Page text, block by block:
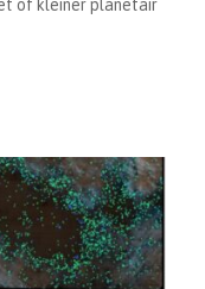
of kleiner planetair